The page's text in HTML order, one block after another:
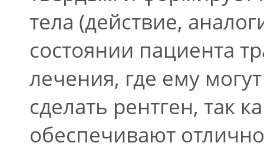
тела (действие,
состоянии пациента
лечения, где ему
сделать рентген, так
обеспечивают